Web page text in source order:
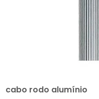
cabo rodo alumínio